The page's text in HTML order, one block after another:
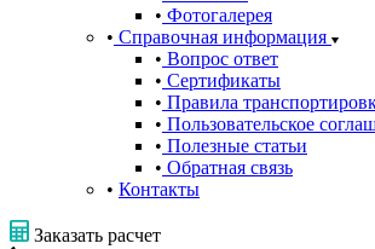
Фотогалерея
Справочная информация
Вопрос ответ
Сертификаты
Правила
Пользовательское
Полезные статьи
Обратная связь
Контакты
Заказать расчет